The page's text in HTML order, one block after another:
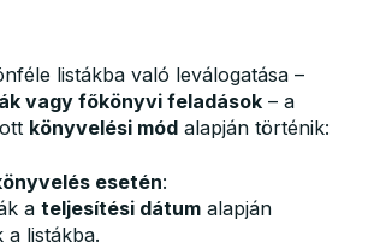
listákba való leválogatása –
vagy főkönyvi feladások – a
könyvelési mód alapján történik:
esetén:
a teljesítési dátum alapján
a listákba.